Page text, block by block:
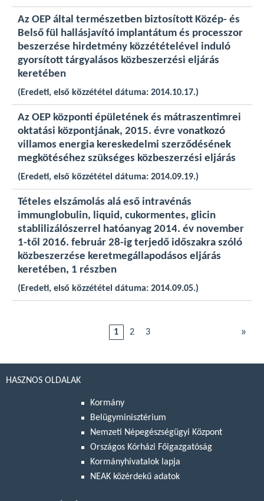
Az OEP által természetben biztosított Közép- és
Belső fül hallásjavító implantátum és processzor
beszerzése hirdetmény közzétételével induló
gyorsított tárgyalásos közbeszerzési eljárás
keretében
(Eredeti, első közzététel dátuma: 2014.10.17.)
Az OEP központi épületének és mátraszentimrei
oktatási központjának, 2015. évre vonatkozó
villamos energia kereskedelmi szerződésének
megkötéséhez szükséges közbeszerzési eljárás
(Eredeti, első közzététel dátuma: 2014.09.19.)
Tételes elszámolás alá eső intravénás
immunglobulin, liquid, cukormentes, glicin
stablilizálószerrel hatóanyag 2014. év november
1-től 2016. február 28-ig terjedő időszakra szóló
közbeszerzése keretmegállapodásos eljárás
keretében, 1 részben
(Eredeti, első közzététel dátuma: 2014.09.05.)
1 2 3 »
HASZNOS OLDALAK
Kormány
Belügyminisztérium
Nemzeti Népegészségügyi Központ
Országos Kórházi Főigazgatóság
Kormányhivatalok lapja
NEAK közérdekű adatok